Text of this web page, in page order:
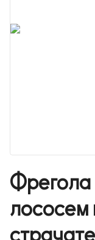
Фрегола
лососем